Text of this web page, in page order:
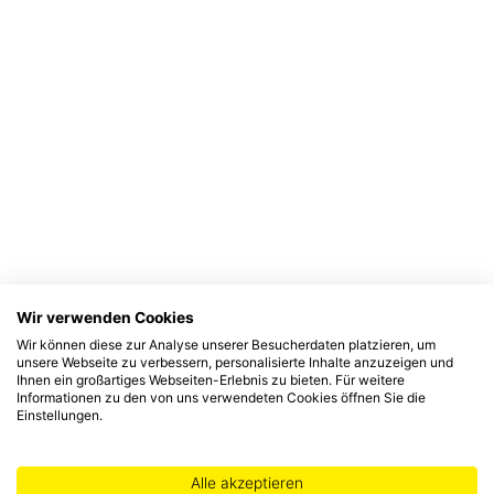
Wir verwenden Cookies
Wir können diese zur Analyse unserer Besucherdaten platzieren, um
unsere Webseite zu verbessern, personalisierte Inhalte anzuzeigen und
Ihnen ein großartiges Webseiten-Erlebnis zu bieten. Für weitere
Informationen zu den von uns verwendeten Cookies öffnen Sie die
Einstellungen.
Alle akzeptieren